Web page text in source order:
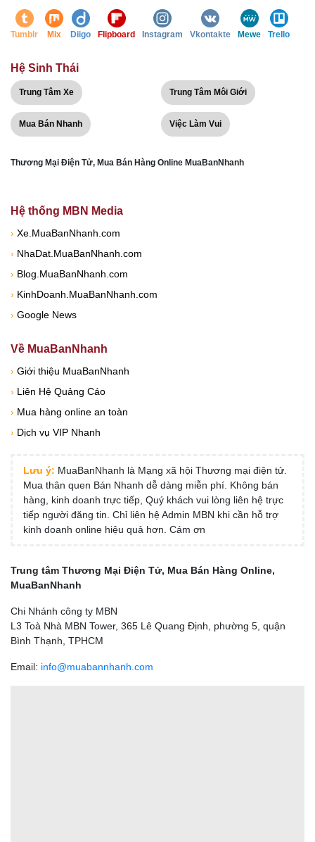
Tumblr Mix Diigo Flipboard Instagram Vkontakte Mewe Trello
Hệ Sinh Thái
Trung Tâm Xe Trung Tâm Môi Giới
Mua Bán Nhanh Việc Làm Vui
Thương Mại Điện Tử, Mua Bán Hàng Online MuaBanNhanh
Hệ thống MBN Media
› Xe.MuaBanNhanh.com
› NhaDat.MuaBanNhanh.com
› Blog.MuaBanNhanh.com
› KinhDoanh.MuaBanNhanh.com
› Google News
Về MuaBanNhanh
› Giới thiệu MuaBanNhanh
› Liên Hệ Quảng Cáo
› Mua hàng online an toàn
› Dịch vụ VIP Nhanh
Lưu ý: MuaBanNhanh là Mạng xã hội Thương mại điện tử.
Mua thân quen Bán Nhanh dễ dàng miễn phí. Không bán
hàng, kinh doanh trực tiếp, Quý khách vui lòng liên hệ trực
tiếp người đăng tin. Chỉ liên hệ Admin MBN khi cần hỗ trợ
kinh doanh online hiệu quả hơn. Cám ơn
Trung tâm Thương Mại Điện Tử, Mua Bán Hàng Online,
MuaBanNhanh
Chi Nhánh công ty MBN
L3 Toà Nhà MBN Tower, 365 Lê Quang Định, phường 5, quận
Bình Thạnh, TPHCM
Email: info@muabannhanh.com